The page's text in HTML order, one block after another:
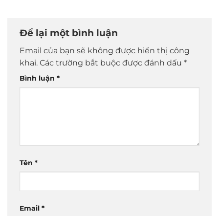
Để lại một bình luận
Email của bạn sẽ không được hiển thị công
khai. Các trường bắt buộc được đánh dấu *
Bình luận *
Tên *
Email *